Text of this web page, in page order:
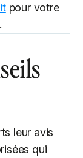
pour votre
leur avis
qui